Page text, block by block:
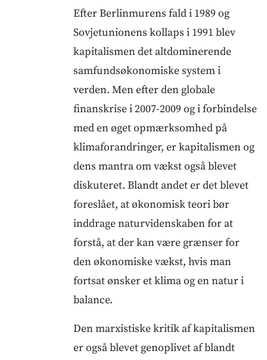
Efter Berlinmurens fald i 1989 og
Sovjetunionens kollaps i 1991 blev
kapitalismen det altdominerende
samfundsøkonomiske system i
verden. Men efter den globale
finanskrise i 2007-2009 og i forbindelse
med en øget opmærksomhed på
klimaforandringer, er kapitalismen og
dens mantra om vækst også blevet
diskuteret. Blandt andet er det blevet
foreslået, at økonomisk teori bør
inddrage naturvidenskaben for at
forstå, at der kan være grænser for
den økonomiske vækst, hvis man
fortsat ønsker et klima og en natur i
balance.
Den marxistiske kritik af kapitalismen
er også blevet genoplivet af blandt